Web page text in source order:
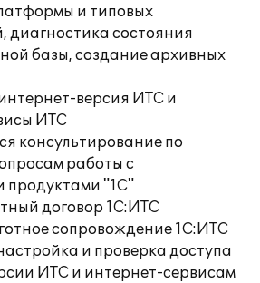
и типовых
диагностика состояния
базы, создание архивных
версия ИТС и
ИТС
консультирование по
работы с
продуктами "1С"
договор 1С:ИТС
сопровождение 1С:ИТС
и проверка доступа
ИТС и интернет-сервисам